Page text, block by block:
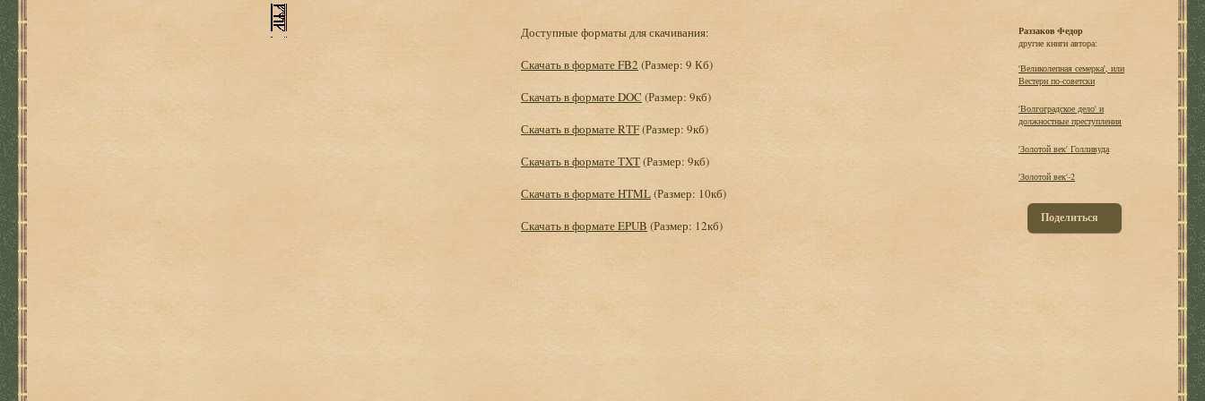
Доступные форматы для скачивания:
Скачать в формате FB2 (Размер: 9 Кб)
Скачать в формате DOC (Размер: 9кб)
Скачать в формате RTF(Размер: 9кб)
Скачать в формате TXT(Размер: 9кб)
Скачать в формате HTML(Размер: 10кб)
Скачать в формате EPUB (Размер: 12кб)
Раззаков Федор
другие книги автора:
'Великолепная семерка', или
Вестерн по-советски
'Волгоградское дело' и
должностные преступления
'Золотой век' Голливуда
'Золотой век'-2
Поделиться